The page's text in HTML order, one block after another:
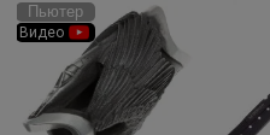
Пьютер
Видео